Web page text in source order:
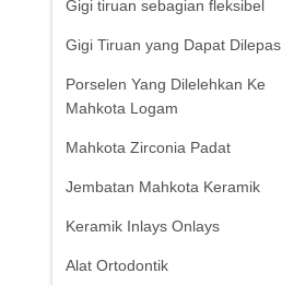
Gigi tiruan sebagian fleksibel
Gigi Tiruan yang Dapat Dilepas
Porselen Yang Dilelehkan Ke
Mahkota Logam
Mahkota Zirconia Padat
Jembatan Mahkota Keramik
Keramik Inlays Onlays
Alat Ortodontik